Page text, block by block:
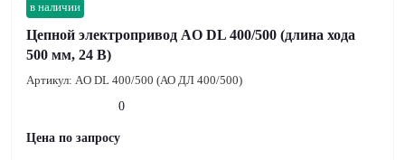
в наличии
Цепной электропривод AO DL 400/500 (длина хода
500 мм, 24 В)
Артикул: AO DL 400/500 (АО ДЛ 400/500)
0
Цена по запросу